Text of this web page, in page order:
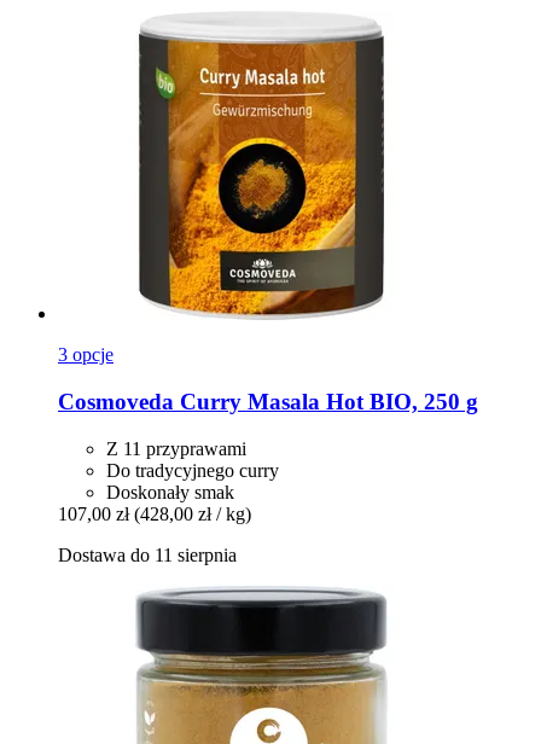
3 opcje
Cosmoveda Curry Masala Hot BIO, 250 g
Z 11 przyprawami
Do tradycyjnego curry
Doskonały smak
107,00 zł (428,00 zł / kg)
Dostawa do 11 sierpnia